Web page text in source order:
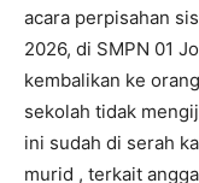
acara perpisahan
2026, di SMPN 01
kembalikan ke
sekolah tidak
ini sudah di serah
murid , terkait